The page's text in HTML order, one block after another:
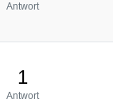
Antwort
1
Antwort